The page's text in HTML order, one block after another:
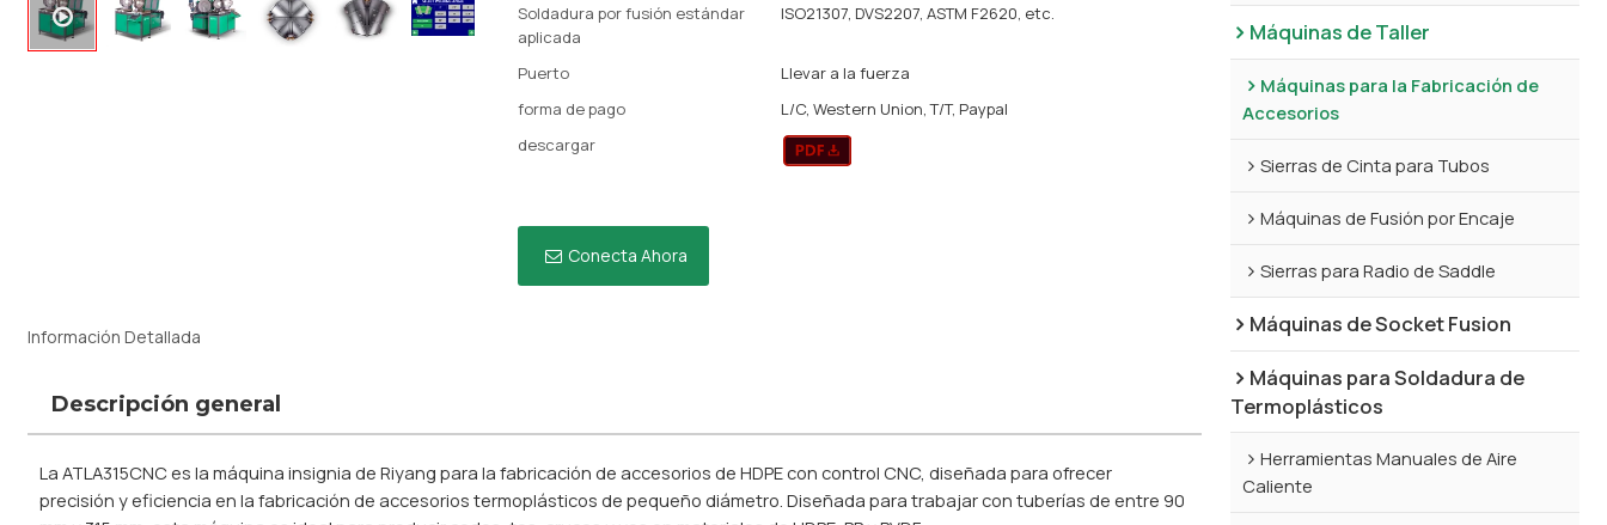
Soldadura por fusión estándar
aplicada
ISO21307, DVS2207, ASTM F2620, etc.
Puerto
Llevar a la fuerza
forma de pago
L/C, Western Union, T/T, Paypal
descargar
Conecta Ahora
Información Detallada
Descripción general
La ATLA315CNC es la máquina insignia de Riyang para la fabricación de accesorios de HDPE con control CNC, diseñada para ofrecer
precisión y eficiencia en la fabricación de accesorios termoplásticos de pequeño diámetro. Diseñada para trabajar con tuberías de entre 90
Máquinas de Taller
Máquinas para la Fabricación de
Accesorios
Sierras de Cinta para Tubos
Máquinas de Fusión por Encaje
Sierras para Radio de Saddle
Máquinas de Socket Fusion
Máquinas para Soldadura de
Termoplásticos
Herramientas Manuales de Aire
Caliente